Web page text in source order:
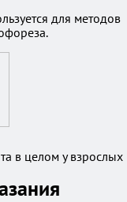
для методов
в целом у взрослых